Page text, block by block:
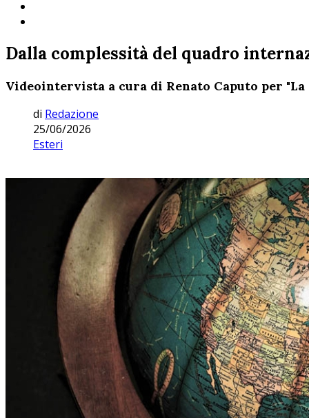
Dalla complessità del quadro
Videointervista a cura di Renato Caputo per
di Redazione
25/06/2026
Esteri